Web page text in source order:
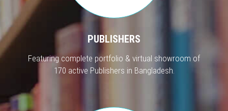
PUBLISHERS
Featuring complete portfolio & virtual showroom of
170 active Publishers in Bangladesh.